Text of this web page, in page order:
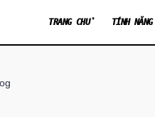
TRANG CHỦ TÍNH NĂNG